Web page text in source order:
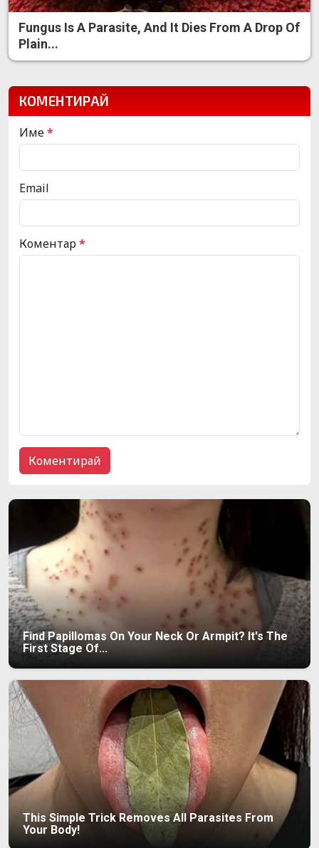
Fungus Is A Parasite, And It Dies From A Drop Of
Plain...
КОМЕНТИРАЙ
Име*
Email
Коментар*
Find Papillomas On Your Neck Or Armpit? It's The
First Stage Of...
This Simple Trick Removes All Parasites From
Your Body!